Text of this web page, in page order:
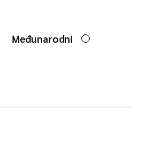
Međunarodni